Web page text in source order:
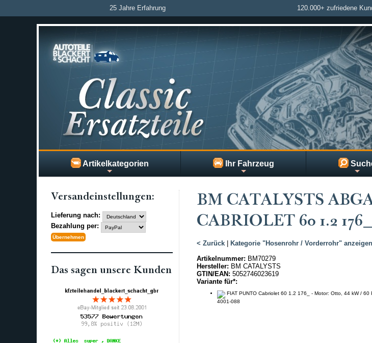
25 Jahre Erfahrung 120.000+ zufriedene
Artikelkategorien Ihr Fahrzeug
BM CATALYSTS
CABRIOLET 60 1.2 176_
< Zurück|
Kategorie "Hosenrohr / Vorderrohr" anzeigen
Artikelnummer: BM70279
Hersteller: BM CATALYSTS
GTIN/EAN: 5052746023619
Variante für*:
FIAT PUNTO Cabriolet 60 1.2 176_ - Motor: Otto, 44 kW /
4001-088
Versand­einstellungen:
Lieferung nach:
Bezahlung per:
Das sagen unsere Kunden